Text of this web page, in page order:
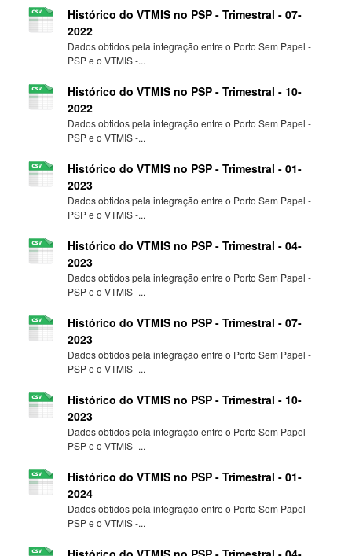
Histórico do VTMIS no PSP - Trimestral - 07-
2022
Dados obtidos pela integração entre o Porto Sem Papel -
PSP e o VTMIS -...
Histórico do VTMIS no PSP - Trimestral - 10-
2022
Dados obtidos pela integração entre o Porto Sem Papel -
PSP e o VTMIS -...
Histórico do VTMIS no PSP - Trimestral - 01-
2023
Dados obtidos pela integração entre o Porto Sem Papel -
PSP e o VTMIS -...
Histórico do VTMIS no PSP - Trimestral - 04-
2023
Dados obtidos pela integração entre o Porto Sem Papel -
PSP e o VTMIS -...
Histórico do VTMIS no PSP - Trimestral - 07-
2023
Dados obtidos pela integração entre o Porto Sem Papel -
PSP e o VTMIS -...
Histórico do VTMIS no PSP - Trimestral - 10-
2023
Dados obtidos pela integração entre o Porto Sem Papel -
PSP e o VTMIS -...
Histórico do VTMIS no PSP - Trimestral - 01-
2024
Dados obtidos pela integração entre o Porto Sem Papel -
PSP e o VTMIS -...